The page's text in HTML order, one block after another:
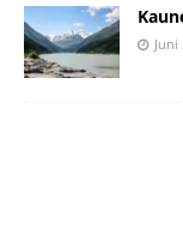
Juni